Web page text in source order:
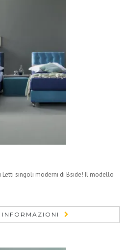
singoli moderni di Bside! Il modello